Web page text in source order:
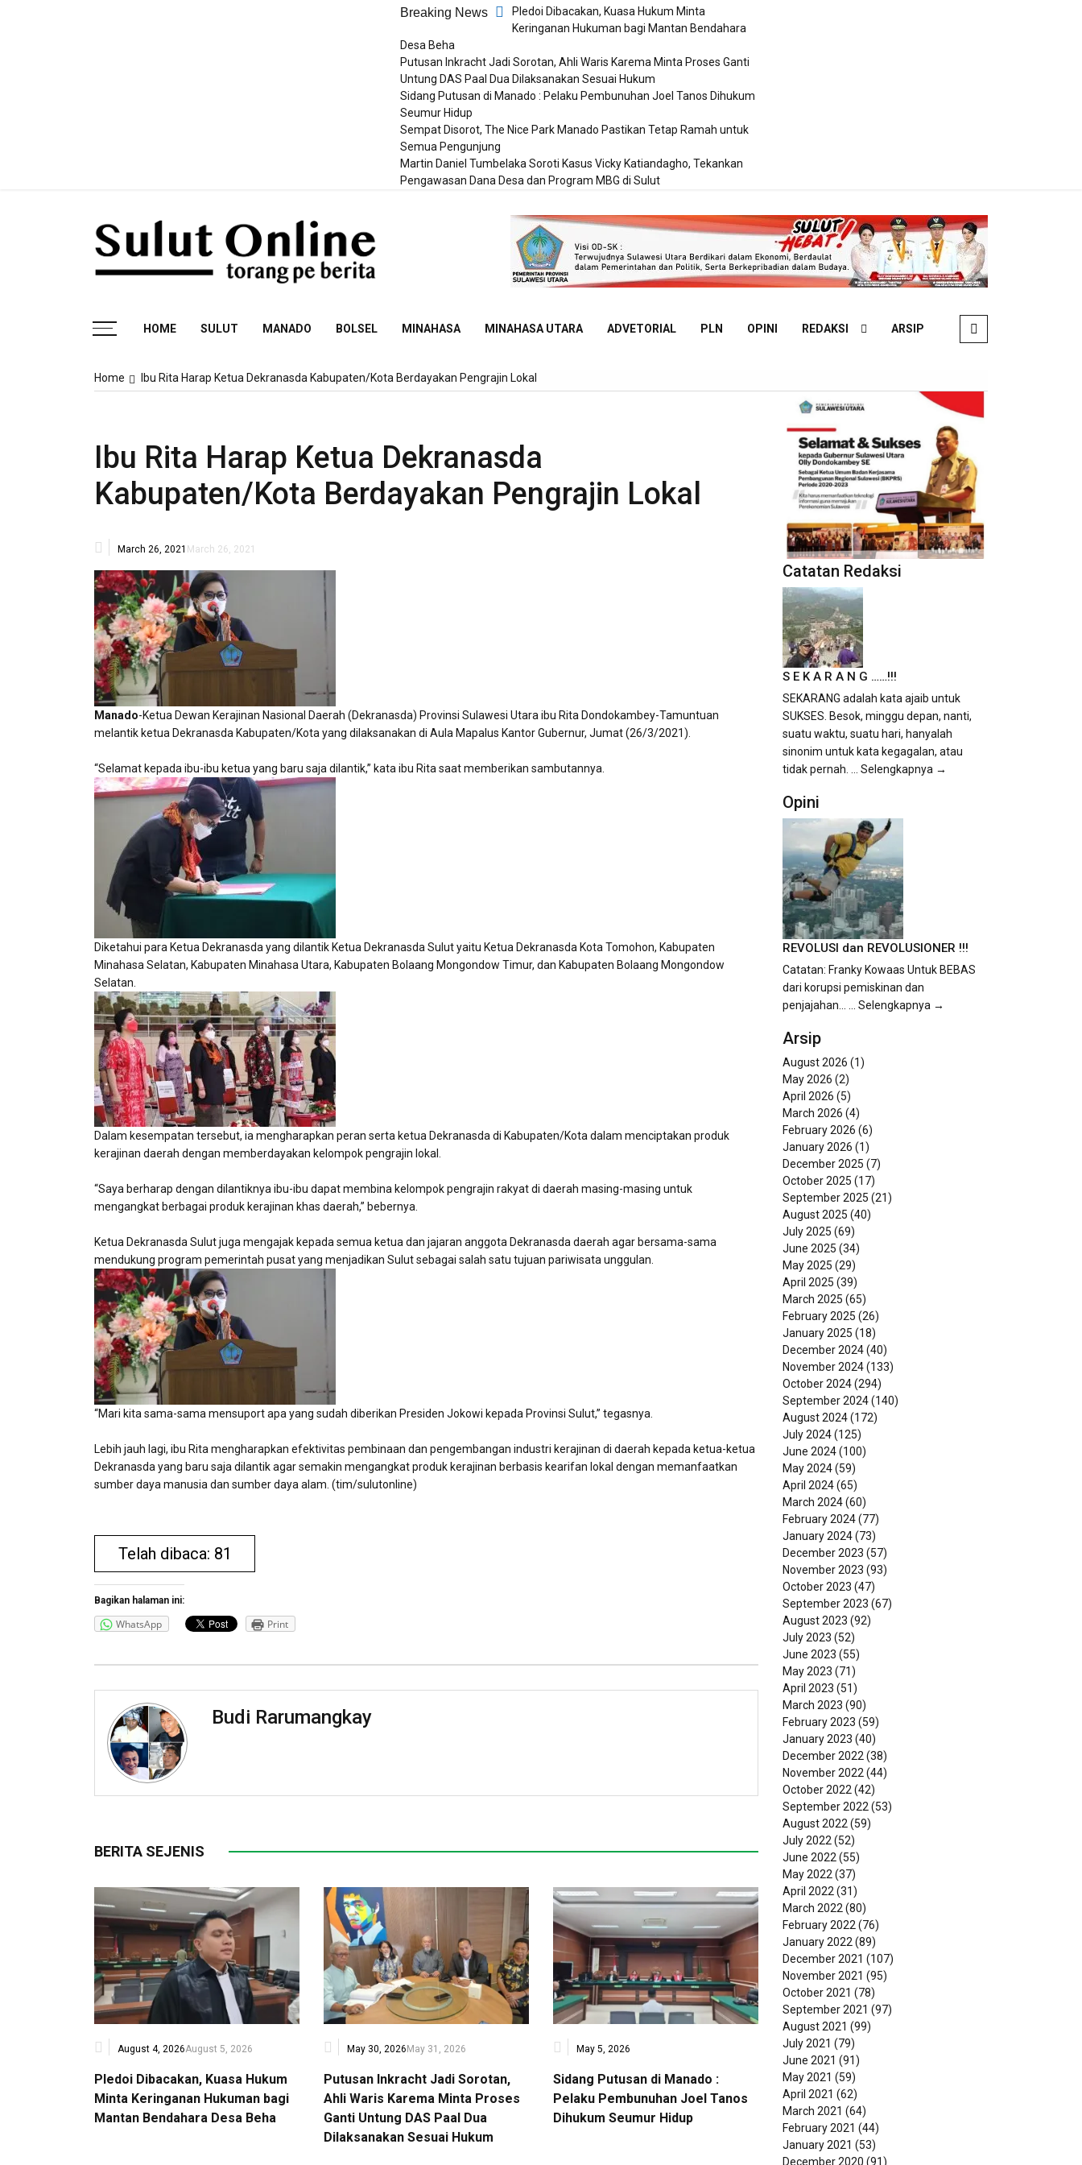
Breaking News
Pledoi Dibacakan, Kuasa Hukum Minta
Keringanan Hukuman bagi Mantan Bendahara
Desa Beha
Putusan Inkracht Jadi Sorotan, Ahli Waris Karema Minta Proses Ganti
Untung DAS Paal Dua Dilaksanakan Sesuai Hukum
Sidang Putusan di Manado : Pelaku Pembunuhan Joel Tanos Dihukum
Seumur Hidup
Sempat Disorot, The Nice Park Manado Pastikan Tetap Ramah untuk
Semua Pengunjung
Martin Daniel Tumbelaka Soroti Kasus Vicky Katiandagho, Tekankan
Pengawasan Dana Desa dan Program MBG di Sulut
HOME SULUT MANADO BOLSEL MINAHASA MINAHASA UTARA ADVETORIAL PLN OPINI REDAKSI ARSIP
Home Ibu Rita Harap Ketua Dekranasda Kabupaten/Kota Berdayakan Pengrajin Lokal
Ibu Rita Harap Ketua Dekranasda
Kabupaten/Kota Berdayakan Pengrajin Lokal
March 26, 2021 March 26, 2021
Manado-Ketua Dewan Kerajinan Nasional Daerah (Dekranasda) Provinsi Sulawesi Utara ibu Rita Dondokambey-Tamuntuan
melantik ketua Dekranasda Kabupaten/Kota yang dilaksanakan di Aula Mapalus Kantor Gubernur, Jumat (26/3/2021).
“Selamat kepada ibu-ibu ketua yang baru saja dilantik,” kata ibu Rita saat memberikan sambutannya.
Diketahui para Ketua Dekranasda yang dilantik Ketua Dekranasda Sulut yaitu Ketua Dekranasda Kota Tomohon, Kabupaten
Minahasa Selatan, Kabupaten Minahasa Utara, Kabupaten Bolaang Mongondow Timur, dan Kabupaten Bolaang Mongondow
Selatan.
Dalam kesempatan tersebut, ia mengharapkan peran serta ketua Dekranasda di Kabupaten/Kota dalam menciptakan produk
kerajinan daerah dengan memberdayakan kelompok pengrajin lokal.
“Saya berharap dengan dilantiknya ibu-ibu dapat membina kelompok pengrajin rakyat di daerah masing-masing untuk
mengangkat berbagai produk kerajinan khas daerah,” bebernya.
Ketua Dekranasda Sulut juga mengajak kepada semua ketua dan jajaran anggota Dekranasda daerah agar bersama-sama
mendukung program pemerintah pusat yang menjadikan Sulut sebagai salah satu tujuan pariwisata unggulan.
“Mari kita sama-sama mensuport apa yang sudah diberikan Presiden Jokowi kepada Provinsi Sulut,” tegasnya.
Lebih jauh lagi, ibu Rita mengharapkan efektivitas pembinaan dan pengembangan industri kerajinan di daerah kepada ketua-ketua
Dekranasda yang baru saja dilantik agar semakin mengangkat produk kerajinan berbasis kearifan lokal dengan memanfaatkan
sumber daya manusia dan sumber daya alam. (tim/sulutonline)
Telah dibaca: 81
Bagikan halaman ini:
WhatsApp Print
Budi Rarumangkay
BERITA SEJENIS
August 4, 2026August 5, 2026
Pledoi Dibacakan, Kuasa Hukum
Minta Keringanan Hukuman bagi
Mantan Bendahara Desa Beha
May 30, 2026 May 31, 2026
Putusan Inkracht Jadi Sorotan,
Ahli Waris Karema Minta Proses
Ganti Untung DAS Paal Dua
Dilaksanakan Sesuai Hukum
May 5, 2026
Sidang Putusan di Manado :
Pelaku Pembunuhan Joel Tanos
Dihukum Seumur Hidup
Catatan Redaksi
S E K A R A N G ……!!!
SEKARANG adalah kata ajaib untuk
SUKSES. Besok, minggu depan, nanti,
suatu waktu, suatu hari, hanyalah
sinonim untuk kata kegagalan, atau
tidak pernah. ... Selengkapnya →
Opini
REVOLUSI dan REVOLUSIONER !!!
Catatan: Franky Kowaas Untuk BEBAS
dari korupsi pemiskinan dan
penjajahan... ... Selengkapnya →
Arsip
August 2026 (1)
May 2026 (2)
April 2026 (5)
March 2026 (4)
February 2026 (6)
January 2026 (1)
December 2025 (7)
October 2025 (17)
September 2025 (21)
August 2025 (40)
July 2025 (69)
June 2025 (34)
May 2025 (29)
April 2025 (39)
March 2025 (65)
February 2025 (26)
January 2025 (18)
December 2024(40)
November 2024(133)
October 2024(294)
September 2024(140)
August 2024(172)
July 2024(125)
June 2024(100)
May 2024(59)
April 2024(65)
March 2024(60)
February 2024(77)
January 2024(73)
December 2023 (57)
November 2023 (93)
October 2023 (47)
September 2023 (67)
August 2023 (92)
July 2023 (52)
June 2023 (55)
May 2023 (71)
April 2023 (51)
March 2023 (90)
February 2023 (59)
January 2023 (40)
December 2022(38)
November 2022(44)
October 2022(42)
September 2022(53)
August 2022(59)
July 2022(52)
June 2022(55)
May 2022(37)
April 2022(31)
March 2022(80)
February 2022(76)
January 2022(89)
December 2021 (107)
November 2021 (95)
October 2021 (78)
September 2021 (97)
August 2021 (99)
July 2021 (79)
June 2021 (91)
May 2021 (59)
April 2021 (62)
March 2021 (64)
February 2021 (44)
January 2021 (53)
December 2020 (91)